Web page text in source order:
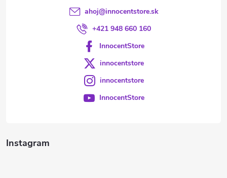
Instagram
ahoj@innocentstore.sk
+421 948 660 160
InnocentStore
innocentstore
innocentstore
InnocentStore